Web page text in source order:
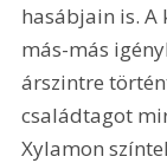
hasábjain is. A
más-más
árszintre
családtagot
Xylamon